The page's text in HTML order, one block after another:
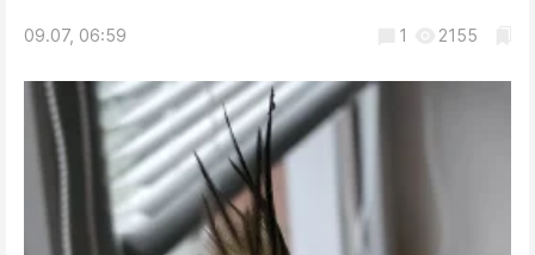
09.07, 06:59 1 2155